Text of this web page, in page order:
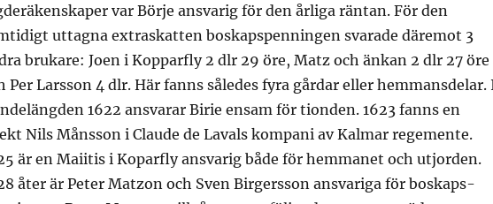
var Börje ansvarig för den årliga räntan. För den
uttagna extraskatten boskapspenningen svarade däremot 3
brukare: Joen i Kopparfly 2 dlr 29 öre, Matz och änkan 2 dlr 27 öre
Per Larsson 4 dlr. Här fanns således fyra gårdar eller hemmansdelar.
1622 ansvarar Birie ensam för tionden. 1623 fanns en
Nils Månsson i Claude de Lavals kompani av Kalmar regemente.
är en Maiitis i Koparfly ansvarig både för hemmanet och utjorden.
åter är Peter Matzon och Sven Birgersson ansvariga för boskaps-